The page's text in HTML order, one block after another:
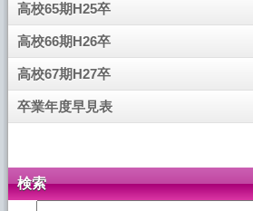
高校65期H25卒
高校66期H26卒
高校67期H27卒
卒業年度早見表
検索